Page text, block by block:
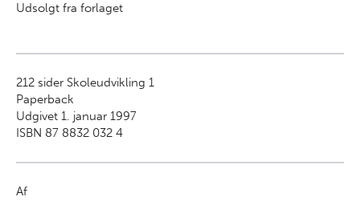
Udsolgt fra forlaget
212 sider Skoleudvikling 1
Paperback
Udgivet 1. januar 1997
ISBN 87 8832 032 4
Af